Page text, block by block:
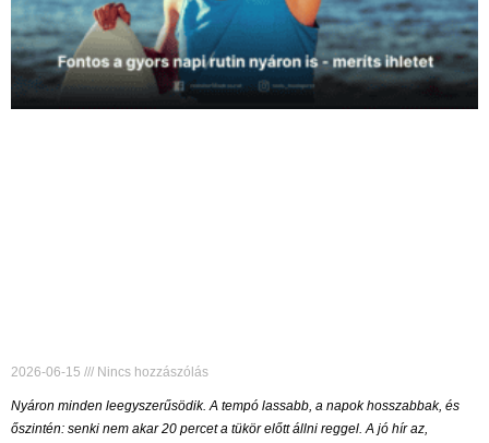
2026-06-15 Nincs hozzászólás
Nyáron minden leegyszerűsödik. A tempó lassabb, a napok hosszabbak, és
őszintén: senki nem akar 20 percet a tükör előtt állni reggel. A jó hír az,